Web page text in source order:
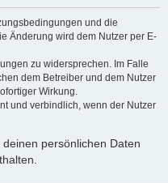
und die
Änderung wird dem Nutzer per E-
zu widersprechen. Im Falle
dem Betreiber und dem Nutzer
Wirkung.
und verbindlich, wenn der Nutzer
persönlichen Daten